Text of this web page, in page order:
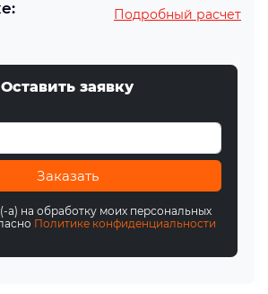
Подробный расчет
Оставить заявку
Заказать
а) на обработку моих персональных
Политике конфиденциальности